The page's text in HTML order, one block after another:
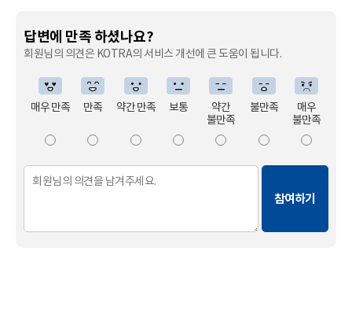
답변에 만족 하셨나요?
회원님의 의견은 KOTRA의 서비스 개선에 큰 도움이 됩니다.
매우 만족 만족 약간 만족 보통
약간
불만족
불만족
매우
불만족
참여하기